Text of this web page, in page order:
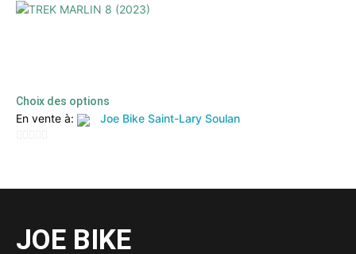
5
Choix des options
En vente à: Joe Bike Saint-Lary Soulan
5
JOE BIKE